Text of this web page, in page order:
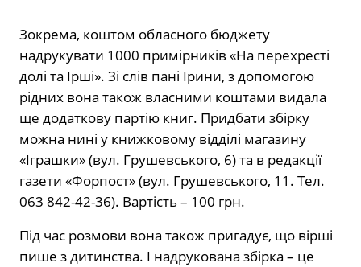
Зокрема, коштом обласного бюджету
надрукувати 1000 примірників «На перехресті
долі та Ірші». Зі слів пані Ірини, з допомогою
рідних вона також власними коштами видала
ще додаткову партію книг. Придбати збірку
можна нині у книжковому відділі магазину
«Іграшки» (вул. Грушевського, 6) та в редакції
газети «Форпост» (вул. Грушевського, 11. Тел.
063 842-42-36). Вартість – 100 грн.
Під час розмови вона також пригадує, що вірші
пише з дитинства. І надрукована збірка – це